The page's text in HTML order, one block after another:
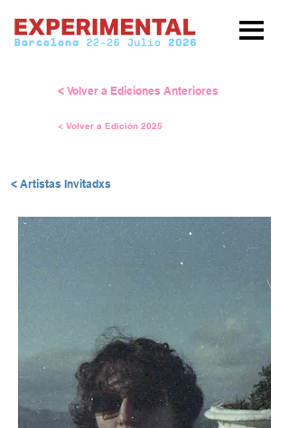
< Volver a Ediciones Anteriores
< Volver a Edición 2025
< Artistas Invitadxs